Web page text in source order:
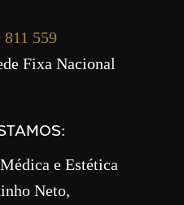
811 559
Fixa Nacional
e Estética
Neto,